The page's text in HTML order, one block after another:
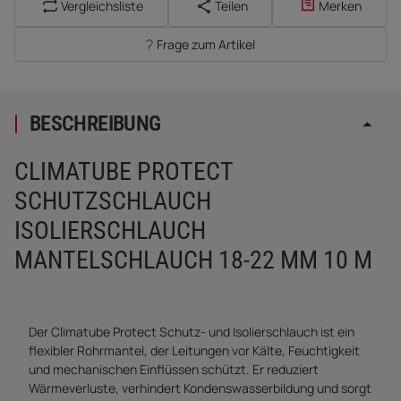
Vergleichsliste Teilen Merken
Frage zum Artikel
BESCHREIBUNG
CLIMATUBE PROTECT
SCHUTZSCHLAUCH
ISOLIERSCHLAUCH
MANTELSCHLAUCH 18-22 MM 10 M
Der Climatube Protect Schutz- und Isolierschlauch ist ein
flexibler Rohrmantel, der Leitungen vor Kälte, Feuchtigkeit
und mechanischen Einflüssen schützt. Er reduziert
Wärmeverluste, verhindert Kondenswasserbildung und sorgt